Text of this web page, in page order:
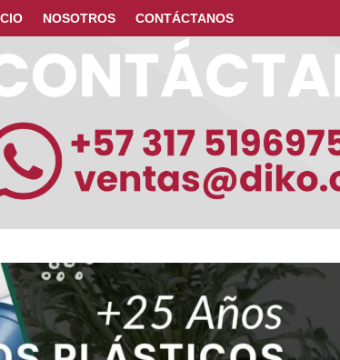
NOSOTROS CONTÁCTANOS